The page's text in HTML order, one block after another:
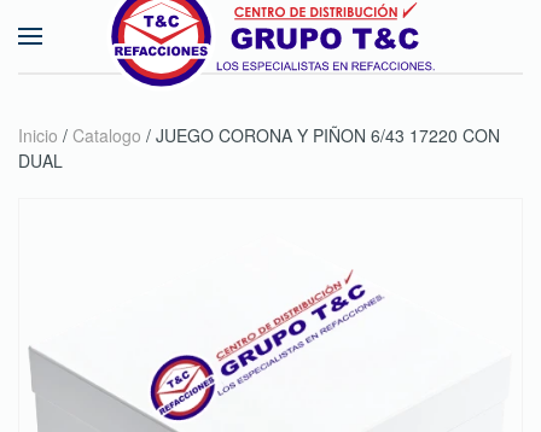
Skip to main content
Inicio / Catalogo / JUEGO CORONA Y PIÑON 6/43 17220 CON
DUAL